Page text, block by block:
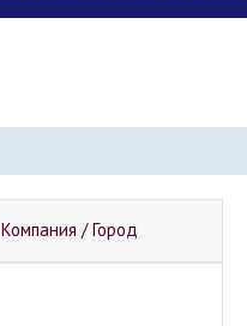
Компания / Город